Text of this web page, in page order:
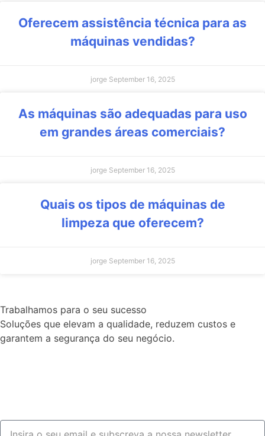
Oferecem assistência técnica para as
máquinas vendidas?
jorge September 16, 2025
As máquinas são adequadas para uso
em grandes áreas comerciais?
jorge September 16, 2025
Quais os tipos de máquinas de
limpeza que oferecem?
jorge September 16, 2025
Trabalhamos para o seu sucesso
Soluções que elevam a qualidade, reduzem custos e
garantem a segurança do seu negócio.